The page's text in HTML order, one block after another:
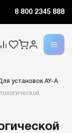
8 800 2345 888
установок AY-A